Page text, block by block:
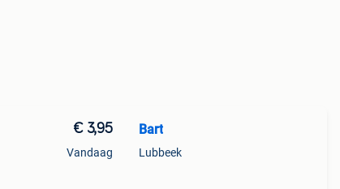
€ 3,95
Vandaag
Bart
Lubbeek